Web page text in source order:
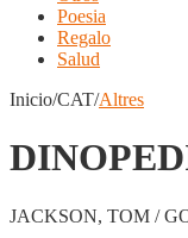
Poesia
Regalo
Salud
Inicio/CAT/Altres
JACKSON, TOM /